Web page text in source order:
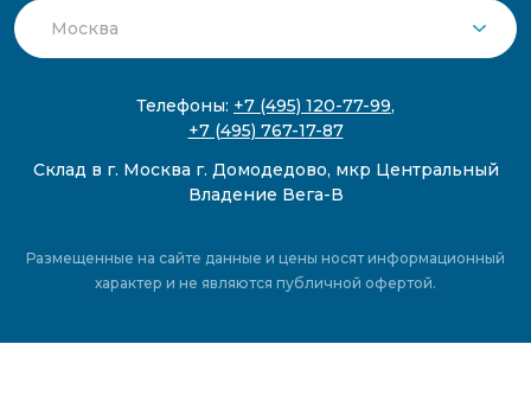
Телефоны: +7 (495) 120-77-99,
+7 (495) 767-17-87
Склад в г. Москва г. Домодедово, мкр Центральный
Владение Вега-В
Размещенные на сайте данные и цены носят информационный
характер и не являются публичной офертой.